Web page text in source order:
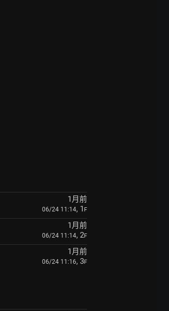
1月前
06/24 11:14, 1 F
1月前
06/24 11:14, 2F
1月前
06/24 11:16, 3F